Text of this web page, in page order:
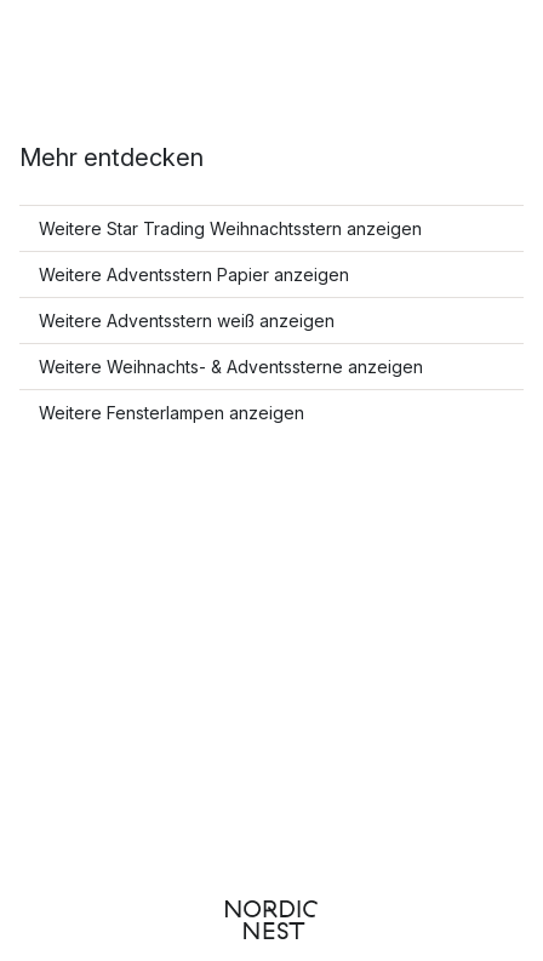
Mehr entdecken
Weitere Star Trading Weihnachtsstern anzeigen
Weitere Adventsstern Papier anzeigen
Weitere Adventsstern weiß anzeigen
Weitere Weihnachts- & Adventssterne anzeigen
Weitere Fensterlampen anzeigen